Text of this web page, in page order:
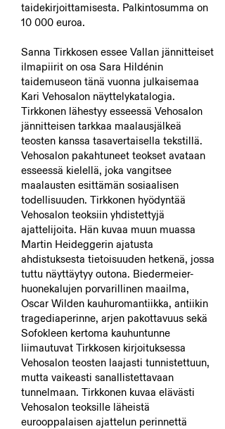
taidekirjoittamisesta. Palkintosumma on
10 000 euroa.
Sanna Tirkkosen essee Vallan jännitteiset
ilmapiirit on osa Sara Hildénin
taidemuseon tänä vuonna julkaisemaa
Kari Vehosalon näyttelykatalogia.
Tirkkonen lähestyy esseessä Vehosalon
jännitteisen tarkkaa maalausjälkeä
teosten kanssa tasavertaisella tekstillä.
Vehosalon pakahtuneet teokset avataan
esseessä kielellä, joka vangitsee
maalausten esittämän sosiaalisen
todellisuuden. Tirkkonen hyödyntää
Vehosalon teoksiin yhdistettyjä
ajattelijoita. Hän kuvaa muun muassa
Martin Heideggerin ajatusta
ahdistuksesta tietoisuuden hetkenä, jossa
tuttu näyttäytyy outona. Biedermeier-
huonekalujen porvarillinen maailma,
Oscar Wilden kauhuromantiikka, antiikin
tragediaperinne, arjen pakottavuus sekä
Sofokleen kertoma kauhuntunne
liimautuvat Tirkkosen kirjoituksessa
Vehosalon teosten laajasti tunnistettuun,
mutta vaikeasti sanallistettavaan
tunnelmaan. Tirkkonen kuvaa elävästi
Vehosalon teoksille läheistä
eurooppalaisen ajattelun perinnettä